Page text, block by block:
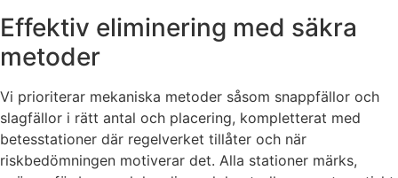
Effektiv eliminering med säkra
metoder
Vi prioriterar mekaniska metoder såsom snappfällor och
slagfällor i rätt antal och placering, kompletterat med
betesstationer där regelverket tillåter och när
riskbedömningen motiverar det. Alla stationer märks,